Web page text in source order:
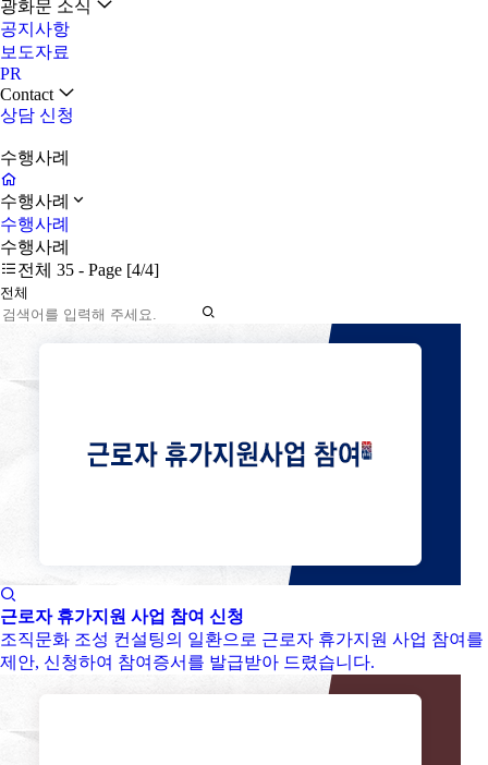
광화문 소식
공지사항
보도자료
PR
Contact
상담 신청
수행사례
수행사례
수행사례
수행사례
전체 35 - Page [4/4]
근로자 휴가지원 사업 참여 신청
조직문화 조성 컨설팅의 일환으로 근로자 휴가지원 사업 참여를
제안, 신청하여 참여증서를 발급받아 드렸습니다.